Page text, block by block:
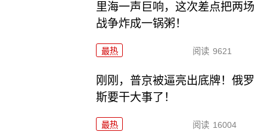
里海一声巨响，这次差点把两场
战争炸成一锅粥！
最热 阅读 9621
刚刚，普京被逼亮出底牌！俄罗
斯要干大事了！
最热 阅读 16004